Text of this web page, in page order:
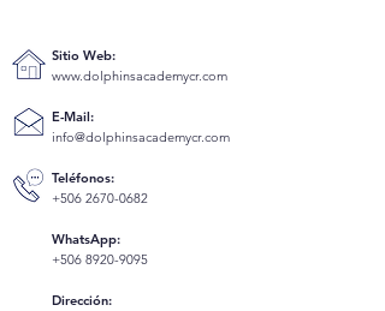
Sitio Web:
www.dolphinsacademycr.com
E-Mail:
info@dolphinsacademycr.com
Teléfonos:
+506 2670-0682
WhatsApp:
+506 8920-9095
Dirección: